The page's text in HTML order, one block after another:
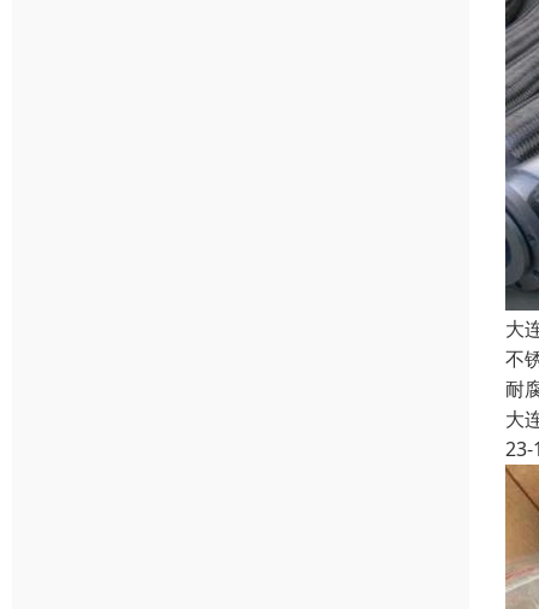
大
不
耐
大
23-